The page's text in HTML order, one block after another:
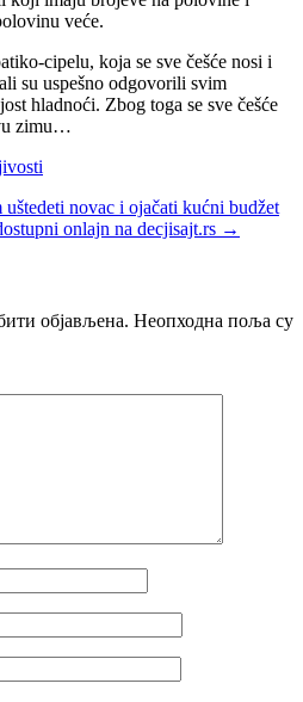
veće.
cipelu, koja se sve češće nosi i
su uspešno odgovorili svim
hladnoći. Zbog toga se sve češće
zimu…
uštedeti novac i ojačati kućni budžet
onlajn na decjisajt.rs →
објављена. Неопходна поља су